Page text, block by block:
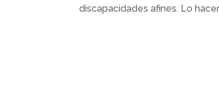
discapacidades afines. Lo